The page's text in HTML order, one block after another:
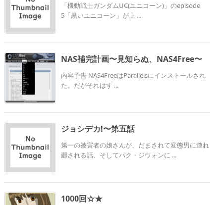
「機動戦士ガンダムUC(ユニコーン)」のepisode
5「黒いユニコーン」が上 ...
NAS補完計画〜見知らぬ、NAS4Free〜
内容予告 NAS4FreeはParallelsにインストールされ
た。だがそれはす ...
ジョシデカ!〜第五話
第一の被害者の娘さんが、だまされて変態男に連れ
廻される話、そしてパク・ジウォンに ...
1000回☆★